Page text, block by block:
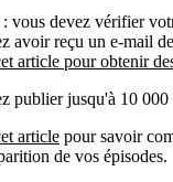
: vous devez vérifier
avoir reçu un e-mail
article pour obtenir
publier jusqu'à 10 000
article pour savoir
de vos épisodes.